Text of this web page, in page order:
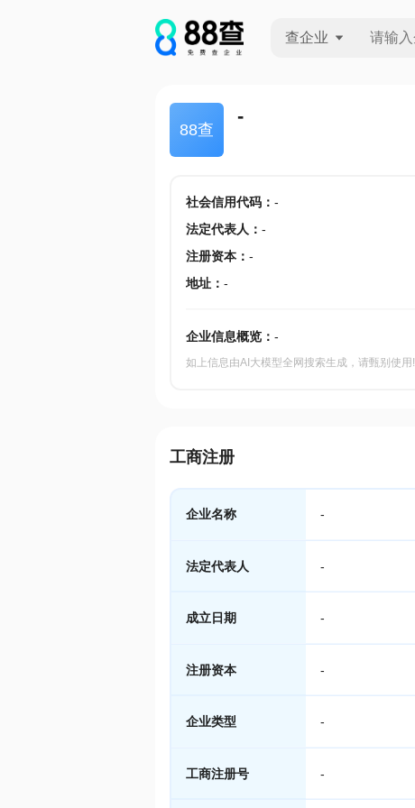
查企业
88查
-
社会信用代码： -
法定代表人 ： -
注册资本： -
地址： -
企业信息概览： -
如上信息由AI大模型全网搜索生成，请甄别使用!
工商注册
企业名称 -
法定代表人 -
成立日期 -
注册资本 -
企业类型 -
工商注册号 -